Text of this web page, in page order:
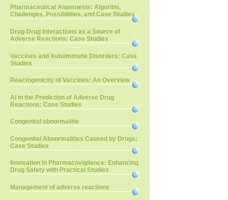
Pharmaceutical Anamnesis: Algoritm,
Challenges, Possibilities, and Case Studies
Drug-Drug Interactions as a Source of
Adverse Reactions: Case Studies
Vaccines and Autoimmune Disorders: Case
Studies
Reactogenicity of Vaccines: An Overview
AI in the Prediction of Adverse Drug
Reactions: Case Studies
Congenital abnormalitie
Congenital Abnormalities Caused by Drugs:
Case Studies
Innovation in Pharmacovigilance: Enhancing
Drug Safety with Practical Studies
Management of adverse reactions